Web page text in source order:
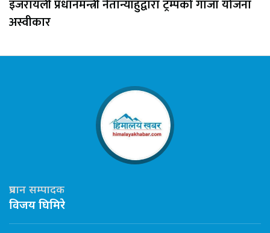
इजरायली प्रधानमन्त्री नेतान्याहुद्वारा ट्रम्पको गाजा योजना
अस्वीकार
प्रधान सम्पादक
विजय घिमिरे